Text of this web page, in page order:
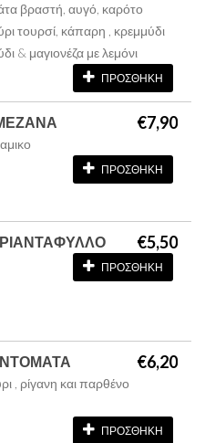
βραστή, αυγό, καρότο
τουρσί, κάπαρη , κρεμμύδι
& μαγιονέζα με λεμόνι
ΠΡΟΣΘΗΚΗ
€7,90
ΠΡΟΣΘΗΚΗ
€5,50
ΠΡΟΣΘΗΚΗ
€6,20
, ρίγανη και παρθένο
ΠΡΟΣΘΗΚΗ